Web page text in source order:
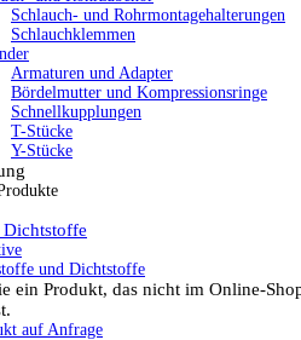
Schlauch- und Rohrmontagehalterungen
Schlauchklemmen
Armaturen und Adapter
Bördelmutter und Kompressionsringe
Schnellkupplungen
T-Stücke
Y-Stücke
und Dichtstoffe
ein Produkt, das nicht im Online-
auf Anfrage